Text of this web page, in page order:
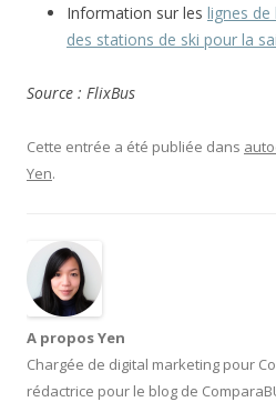
Information sur les lignes de
des stations de ski pour la
Source : FlixBus
Cette entrée a été publiée dans
Yen.
A propos Yen
Chargée de digital marketing pour
rédactrice pour le blog de